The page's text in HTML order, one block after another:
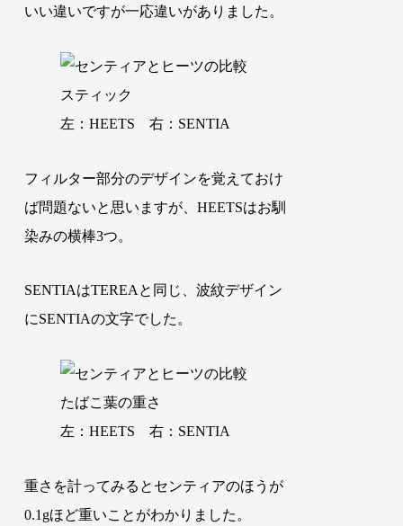
いい違いですが一応違いがありました。
左：HEETS 右：SENTIA
フィルター部分のデザインを覚えておけ
ば問題ないと思いますが、HEETSはお馴
染みの横棒3つ。
SENTIAはTEREAと同じ、波紋デザイン
にSENTIAの文字でした。
左：HEETS 右：SENTIA
重さを計ってみるとセンティアのほうが
0.1gほど重いことがわかりました 。